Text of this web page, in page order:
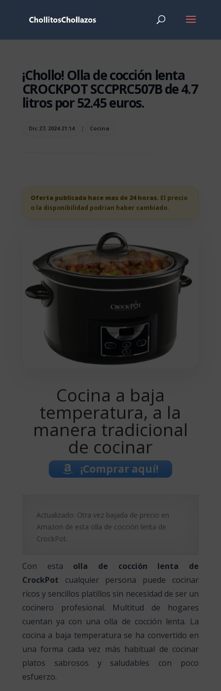
¡Chollo! Olla de cocción lenta
CROCKPOT SCCPRC507B de 4.7
litros por 52.45 euros.
Dic 27, 2024 21:14 | Cocina
Oferta publicada hace mas de 24 horas. El precio
o la disponibilidad podrian haber cambiado.
Cocina a baja
temperatura, a la
manera tradicional
de cocinar
¡Comprar aquí!
Actualizado: Otra vez bajada de precio en
Amazon de esta olla de cocción lenta de
CrockPot.
Con esta olla de cocción lenta de
CrockPot cualquier persona puede cocinar
ricos y sencillos platillos sin necesidad de ser un
cocinero profesional. Multitud de hogares
cuentan ya con una olla de cocción lenta. La
cocina a baja temperatura se ha convertido en
una forma cada vez más habitual de cocinar
platos sabrosos y saludables con poco
esfuerzo.